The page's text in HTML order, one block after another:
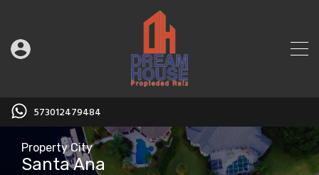
573012479484
Property City
Santa Ana